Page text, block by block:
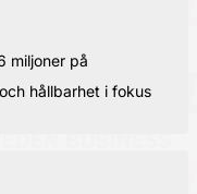
miljoner på
hållbarhet i fokus